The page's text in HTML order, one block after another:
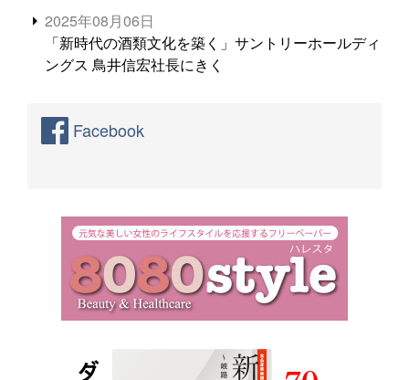
2025年08月06日
「新時代の酒類文化を築く」サントリーホールディ
ングス 鳥井信宏社長にきく
Facebook